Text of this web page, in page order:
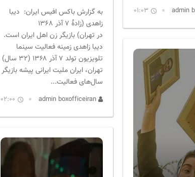
01:03
به گزارش باکس افیس ایران: دیبا
زاهدی (زادهٔ ۷ آذر ۱۳۶٨
در تهران) بازیگر زن اهل ایران است.
دیبا زاهدی زمینه فعالیت سینما
تلویزیون تولد ۷ آذر ۱۳۶۸ ‏(۳۲ سال)
تهران، ایران ملیت ایرانی پیشه بازیگر
سال‌های فعالیت...
admin boxofficeiran
02:00